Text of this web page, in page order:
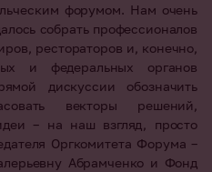
форумом. Нам очень
собрать профессионалов
рестораторов и, конечно,
и федеральных органов
дискуссии обозначить
векторы решений,
– на наш взгляд, просто
Оргкомитета Форума –
Абрамченко и Фонд